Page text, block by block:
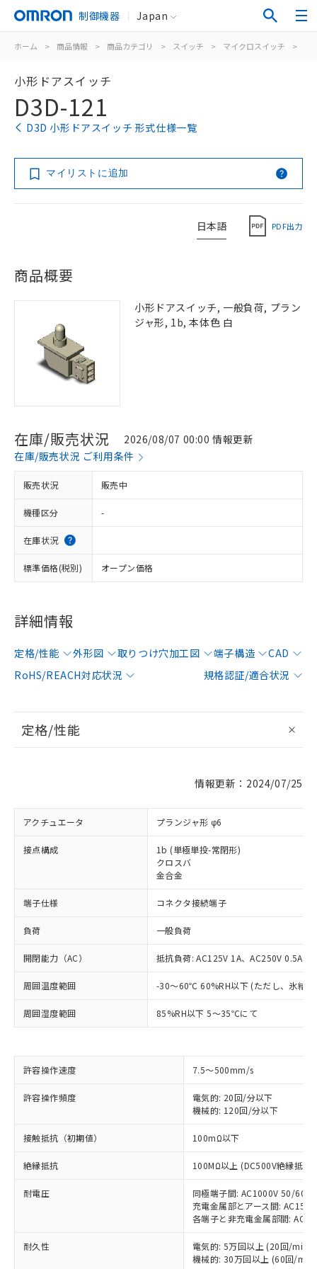
制御機器 Japan
ホーム > 商品情報 > 商品カテゴリ > スイッチ > マイクロスイッチ >
小形ドアスイッチ
D3D-121
D3D 小形ドアスイッチ 形式仕様一覧
マイリストに追加
日本語 PDF出力
商品概要
小形ドアスイッチ, 一般負荷, プラン
ジャ形, 1b, 本体色 白
在庫/販売状況
2026/08/07 00:00 情報更新
在庫/販売状況 ご利用条件
販売状況 販売中
機種区分 -
在庫状況
標準価格(税別) オープン価格
詳細情報
定格/性能 外形図 取りつけ穴加工図 端子構造
CAD
RoHS/REACH対応状況
規格認証/適合状況
定格/性能
情報更新：2024/07/25
アクチュエータ プランジャ形 φ6
接点構成
1b (単極単投-常閉形)
クロスバ
金合金
端子仕様 コネクタ接続端子
負荷 一般負荷
開閉能力（AC） 抵抗負荷: AC125V 1A、AC250V 0.5A
周囲温度範囲 -30～60℃ 60%RH以下 (ただし、氷結
周囲湿度範囲 85%RH以下 5～35℃にて
許容操作速度 7.5～500mm/s
許容操作頻度
電気的: 20回/分以下
機械的: 120回/分以下
接触抵抗（初期値） 100mΩ以下
絶縁抵抗 100MΩ以上 (DC500V絶縁抵抗
耐電圧
同極端子間: AC1000V 50/
充電金属部とアース間:
各端子と非充電金属部間:
耐久性
電気的: 5万回以上 (20回/min)
機械的: 30万回以上 (60回/min)
以下の条件をお読みいただき、同意のうえ
※1 対応状況
対応済み：EU RoHS指令（10物質）の
非含有に対応した製品が提供可能な商品で
対応予定：EU RoHS指令（10物質）の非含
有に対応した製品に切り替える予定のある
対応予定なし：EU RoHS指令（10物質）の